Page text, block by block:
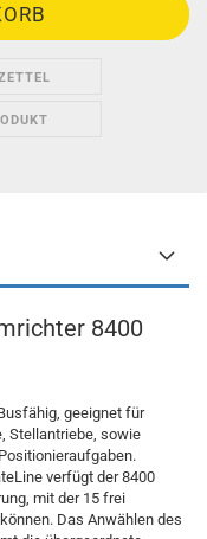
8400
geeignet für
Stellantriebe, sowie
verfügt der 8400
mit der 15 frei
Das Anwählen des